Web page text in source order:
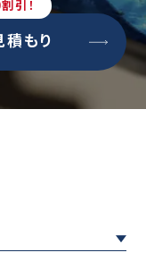
積もり
引！